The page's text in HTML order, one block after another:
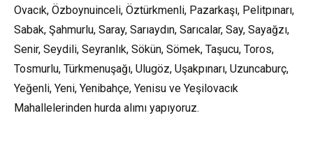
Ovacık, Özboynuinceli, Öztürkmenli, Pazarkaşı, Pelitpınarı,
Sabak, Şahmurlu, Saray, Sarıaydın, Sarıcalar, Say, Sayağzı,
Senir, Seydili, Seyranlık, Sökün, Sömek, Taşucu, Toros,
Tosmurlu, Türkmenuşağı, Ulugöz, Uşakpınarı, Uzuncaburç,
Yeğenli, Yeni, Yenibahçe, Yenisu ve Yeşilovacık
Mahallelerinden hurda alımı yapıyoruz.